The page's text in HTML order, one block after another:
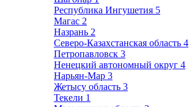
Республика Ингушетия 5
Магас 2
Назрань 2
Северо-Казахстанская область 4
Петропавловск 3
Ненецкий автономный округ 4
Нарьян-Мар 3
Жетысу область 3
Текели 1